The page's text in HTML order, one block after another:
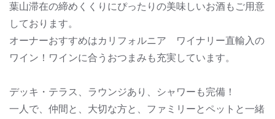
葉山滞在の締めくくりにぴったりの美味しいお酒もご用意
しております。
オーナーおすすめはカリフォルニア ワイナリー直輸入の
ワイン！ワインに合うおつまみも充実しています。
デッキ・テラス、ラウンジあり、シャワーも完備！
一人で、仲間と、大切な方と、ファミリーとペットと一緒